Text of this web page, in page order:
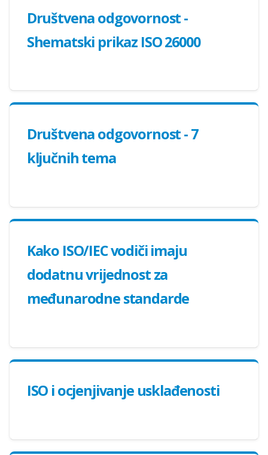
Društvena odgovornost -
Shematski prikaz ISO 26000
Društvena odgovornost - 7
ključnih tema
Kako ISO/IEC vodiči imaju
dodatnu vrijednost za
međunarodne standarde
ISO i ocjenjivanje usklađenosti